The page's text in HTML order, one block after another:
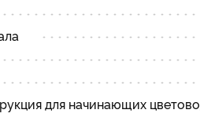
для начинающих